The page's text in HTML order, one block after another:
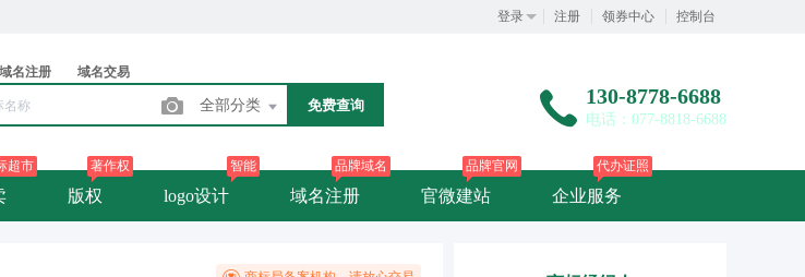
登录 注册 领券中心 控制台
域名注册 域名交易
全部分类 免费查询 130-8778-6688
电话：077-8818-6688
超市
版权
著作权
logo设计
智能
域名注册
品牌域名
官微建站
品牌官网
企业服务
代办证照